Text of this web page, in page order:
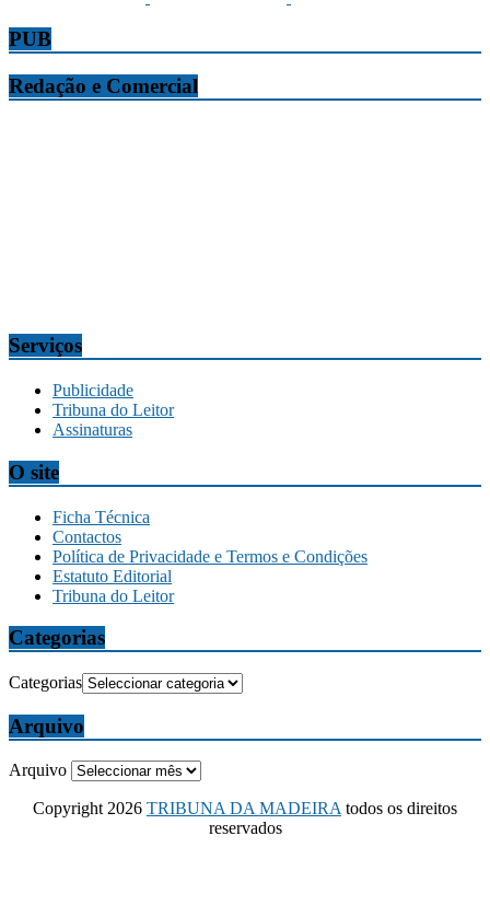
PUB
Redação e Comercial
Serviços
Publicidade
Tribuna do Leitor
Assinaturas
O site
Ficha Técnica
Contactos
Política de Privacidade e Termos e Condições
Estatuto Editorial
Tribuna do Leitor
Categorias
Categorias
Arquivo
Arquivo
Copyright 2026 TRIBUNA DA MADEIRAtodos os direitos
reservados